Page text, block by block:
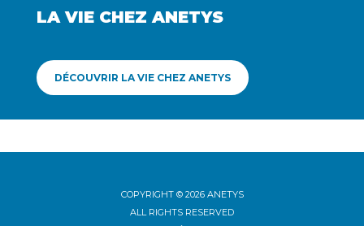
LA VIE CHEZ ANETYS
DÉCOUVRIR LA VIE CHEZ ANETYS
COPYRIGHT © 2026 ANETYS
ALL RIGHTS RESERVED